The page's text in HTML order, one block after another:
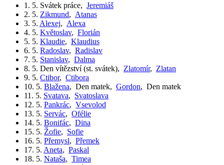
1. 5. Svátek práce, Jeremiáš
2. 5. Zikmund, Atanas
3. 5. Alexej, Alexa
4. 5. Květoslav, Florián
5. 5. Klaudie, Klaudius
6. 5. Radoslav, Radislav
7. 5. Stanislav, Dalma
8. 5. Den vítězství (st. svátek), Zlatomír, Zlatan
9. 5. Ctibor, Ctibora
10. 5. Blažena, Den matek, Gordon, Den matek
11. 5. Svatava, Svatoslava
12. 5. Pankrác, Vsevolod
13. 5. Servác, Ofélie
14. 5. Bonifác, Dina
15. 5. Žofie, Sofie
16. 5. Přemysl, Přemek
17. 5. Aneta, Paskal
18. 5. Nataša, Timea